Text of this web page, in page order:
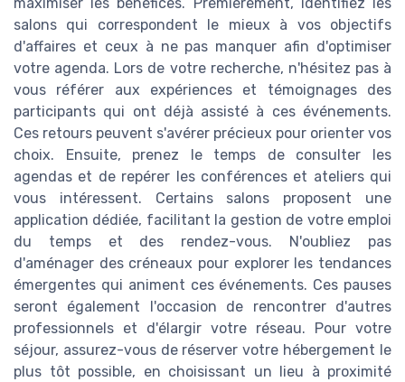
salons qui correspondent le mieux à vos objectifs
d'affaires et ceux à ne pas manquer afin d'optimiser
votre agenda. Lors de votre recherche, n'hésitez pas à
vous référer aux expériences et témoignages des
participants qui ont déjà assisté à ces événements.
Ces retours peuvent s'avérer précieux pour orienter vos
choix. Ensuite, prenez le temps de consulter les
agendas et de repérer les conférences et ateliers qui
vous intéressent. Certains salons proposent une
application dédiée, facilitant la gestion de votre emploi
du temps et des rendez-vous. N'oubliez pas
d'aménager des créneaux pour explorer les tendances
émergentes qui animent ces événements. Ces pauses
seront également l'occasion de rencontrer d'autres
professionnels et d'élargir votre réseau. Pour votre
séjour, assurez-vous de réserver votre hébergement le
plus tôt possible, en choisissant un lieu à proximité